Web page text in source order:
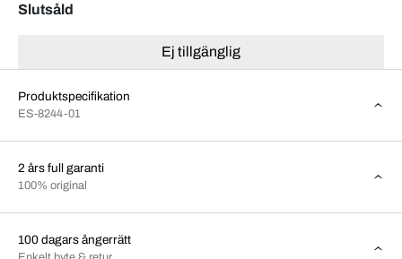
Slutsåld
Ej tillgänglig
Produktspecifikation
ES-8244-01
2 års full garanti
100% original
100 dagars ångerrätt